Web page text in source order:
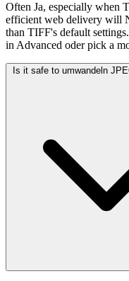
Often Ja, especially when
efficient web delivery will
than TIFF's default
in Advanced oder pick a
Is it safe to umwandeln